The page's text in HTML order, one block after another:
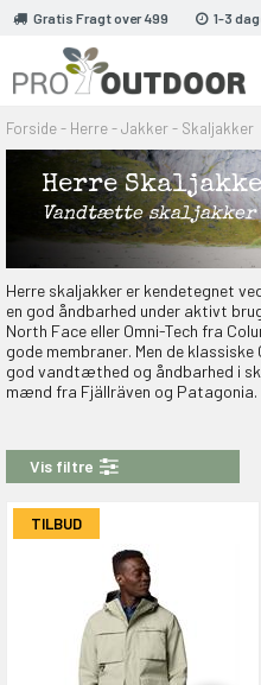
Gratis Fragt over 499 1-3
Forside- Herre-Jakker- Skaljakker
Herre
Vandtætte skaljakker
Herre skaljakker er kendetegnet
en god åndbarhed under aktivt
North Face eller Omni-Tech fra
gode membraner. Men de
god vandtæthed og åndbarhed i
mænd fra Fjällräven og Patagonia.
Vis filtre
TILBUD